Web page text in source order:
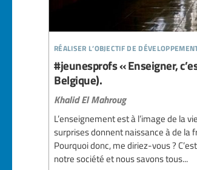
réaliser l’objectif de
#jeunesprofs « Enseigner,
Belgique).
Khalid El Mahroug
L’enseignement est à l’image de la
surprises donnent naissance à de la
Pourquoi donc, me diriez-vous ?
notre société et nous savons tous...